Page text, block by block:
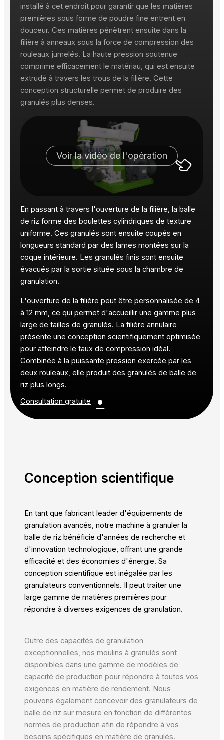
installé à cet endroit pour garantir que les matières
premières sous forme de poudre fine entrent en
douceur. Ces matières pénètrent ensuite dans la
filière à anneaux sous la force de compression des
rouleaux jumelés. La haute pression soutenue
comprime efficacement le matériau, qui est ensuite
extrudé à travers les trous de la filière. Cette
conception structurelle permet de produire des
granulés plus denses.
Voir la vidéo de l'opération
En passant à travers l'ouverture de la filière, la balle
de riz forme des boulettes cylindriques de texture
uniforme. Ces granulés sont ensuite coupés en
longueurs standard par des lames montées sur la
coque intérieure. Les granulés finis sont ensuite
évacués par la sortie située sous la chambre de
granulation.
L'ouverture de la filière peut être personnalisée de 4
à 12 mm, ce qui permet d'accueillir une gamme plus
large de tailles de granulés. La filière annulaire
présente une conception scientifiquement optimisée
pour atteindre le taux de compression idéal.
Combinée à la puissante pression exercée par les
deux rouleaux, elle produit des granulés de balle de
riz plus longs.
Consultation gratuite
•
Conception scientifique
En tant que fabricant leader d'équipements de
granulation avancés, notre machine à granuler la
balle de riz bénéficie d'années de recherche et
d'innovation technologique, offrant une grande
efficacité et des économies d'énergie. Sa
conception scientifique est inégalée par les
granulateurs conventionnels. Il peut traiter une
large gamme de matières premières pour
répondre à diverses exigences de granulation.
Outre des capacités de granulation
exceptionnelles, nos moulins à granulés sont
disponibles dans une gamme de modèles de
capacité de production pour répondre à toutes vos
exigences en matière de rendement. Nous
pouvons également concevoir des granulateurs de
balle de riz sur mesure en fonction de différentes
normes de production afin de répondre à vos
besoins spécifiques en matière de granulés.